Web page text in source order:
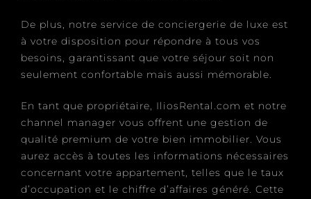
De plus, notre service de conciergerie de luxe est
à votre disposition pour répondre à tous vos
besoins, garantissant que votre séjour soit non
seulement confortable mais aussi mémorable.
En tant que propriétaire, IliosRental.com et notre
channel manager vous offrent une gestion de
qualité premium de votre bien immobilier. Vous
aurez accès à toutes les informations nécessaires
concernant votre appartement, telles que le taux
d’occupation et le chiffre d’affaires généré. Cette